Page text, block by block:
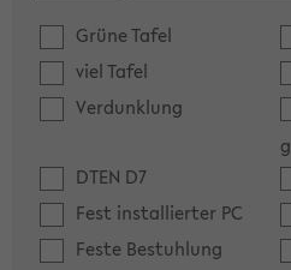
Grüne Tafel
viel Tafel
Verdunklung
g
DTEN D7
Fest installierter PC
Feste Bestuhlung